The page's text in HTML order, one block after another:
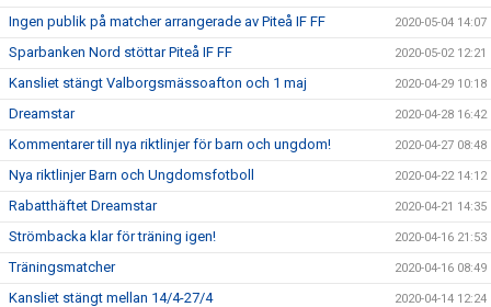
Ingen publik på matcher arrangerade av Piteå IF FF 2020-05-04 14:07
Sparbanken Nord stöttar Piteå IF FF 2020-05-02 12:21
Kansliet stängt Valborgsmässoafton och 1 maj 2020-04-29 10:18
Dreamstar 2020-04-28 16:42
Kommentarer till nya riktlinjer för barn och ungdom! 2020-04-27 08:48
Nya riktlinjer Barn och Ungdomsfotboll 2020-04-22 14:12
Rabatthäftet Dreamstar 2020-04-21 14:35
Strömbacka klar för träning igen! 2020-04-16 21:53
Träningsmatcher 2020-04-16 08:49
Kansliet stängt mellan 14/4-27/4 2020-04-14 12:24